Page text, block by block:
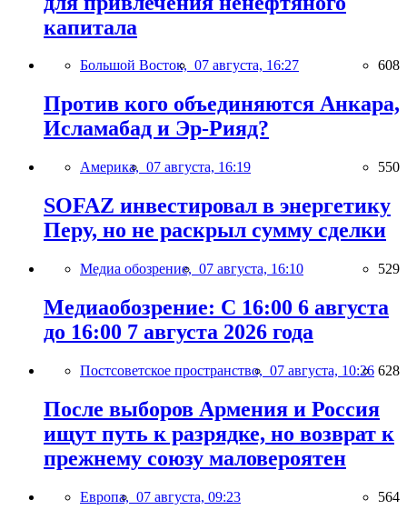
капитала
Большой Восток, 07 августа, 16:27 608
Против кого объединяются Анкара,
Исламабад и Эр-Рияд?
Америка, 07 августа, 16:19 550
SOFAZ инвестировал в энергетику
Перу, но не раскрыл сумму сделки
Медиа обозрение, 07 августа, 16:10 529
Медиаобозрение: С 16:00 6 августа
до 16:00 7 августа 2026 года
Постсоветское пространство, 07 августа, 10:26 628
После выборов Армения и Россия
ищут путь к разрядке, но возврат к
прежнему союзу маловероятен
Европа, 07 августа, 09:23 564